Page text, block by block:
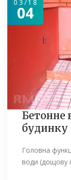
03/18
04
Бетонне
будинку
Головна
води (дощову